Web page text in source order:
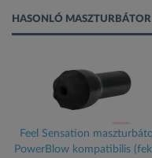
HASONLÓ MASZTURBÁTOR
Feel Sensation
PowerBlow kompatibilis